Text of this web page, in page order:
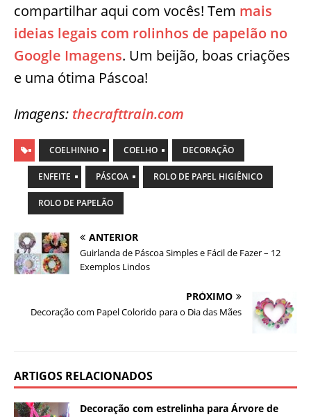
compartilhar aqui com vocês! Tem mais
ideias legais com rolinhos de papelão no
Google Imagens. Um beijão, boas criações
e uma ótima Páscoa!
Imagens: thecrafttrain.com
COELHINHO COELHO DECORAÇÃO
ENFEITE PÁSCOA ROLO DE PAPEL HIGIÊNICO
ROLO DE PAPELÃO
ANTERIOR
Guirlanda de Páscoa Simples e Fácil de Fazer – 12
Exemplos Lindos
PRÓXIMO
Decoração com Papel Colorido para o Dia das Mães
ARTIGOS RELACIONADOS
Decoração com estrelinha para Árvore de